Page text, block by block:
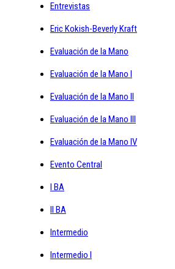
Entrevistas
Eric Kokish-Beverly Kraft
Evaluación de la Mano
Evaluación de la Mano I
Evaluación de la Mano II
Evaluación de la Mano III
Evaluación de la Mano IV
Evento Central
I BA
II BA
Intermedio
Intermedio I